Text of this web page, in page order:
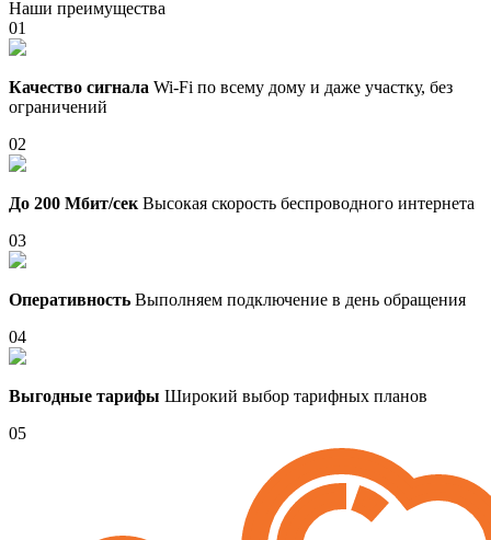
Наши преимущества
01
Качество сигнала Wi-Fi по всему дому и даже участку, без
ограничений
02
До 200 Мбит/сек Высокая скорость беспроводного интернета
03
Оперативность Выполняем подключение в день обращения
04
Выгодные тарифы Широкий выбор тарифных планов
05